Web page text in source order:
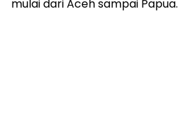
mulai dari Aceh sampai Papua.